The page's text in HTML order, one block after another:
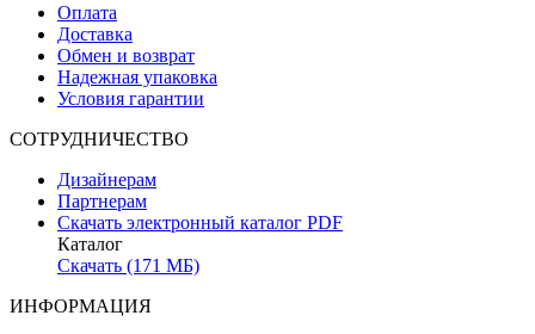
Оплата
Доставка
Обмен и возврат
Надежная упаковка
Условия гарантии
СОТРУДНИЧЕСТВО
Дизайнерам
Партнерам
Скачать электронный каталог PDF
Каталог
Скачать (171 МБ)
ИНФОРМАЦИЯ